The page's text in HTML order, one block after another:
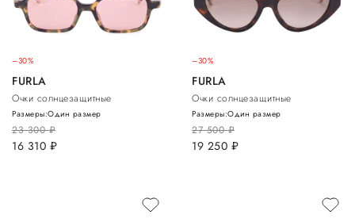
–30%
FURLA
Очки солнцезащитные
23 300руб.
16 310 руб.
Размеры:Один размер
–30%
FURLA
Очки солнцезащитные
27 500руб.
19 250 руб.
Размеры:Один размер